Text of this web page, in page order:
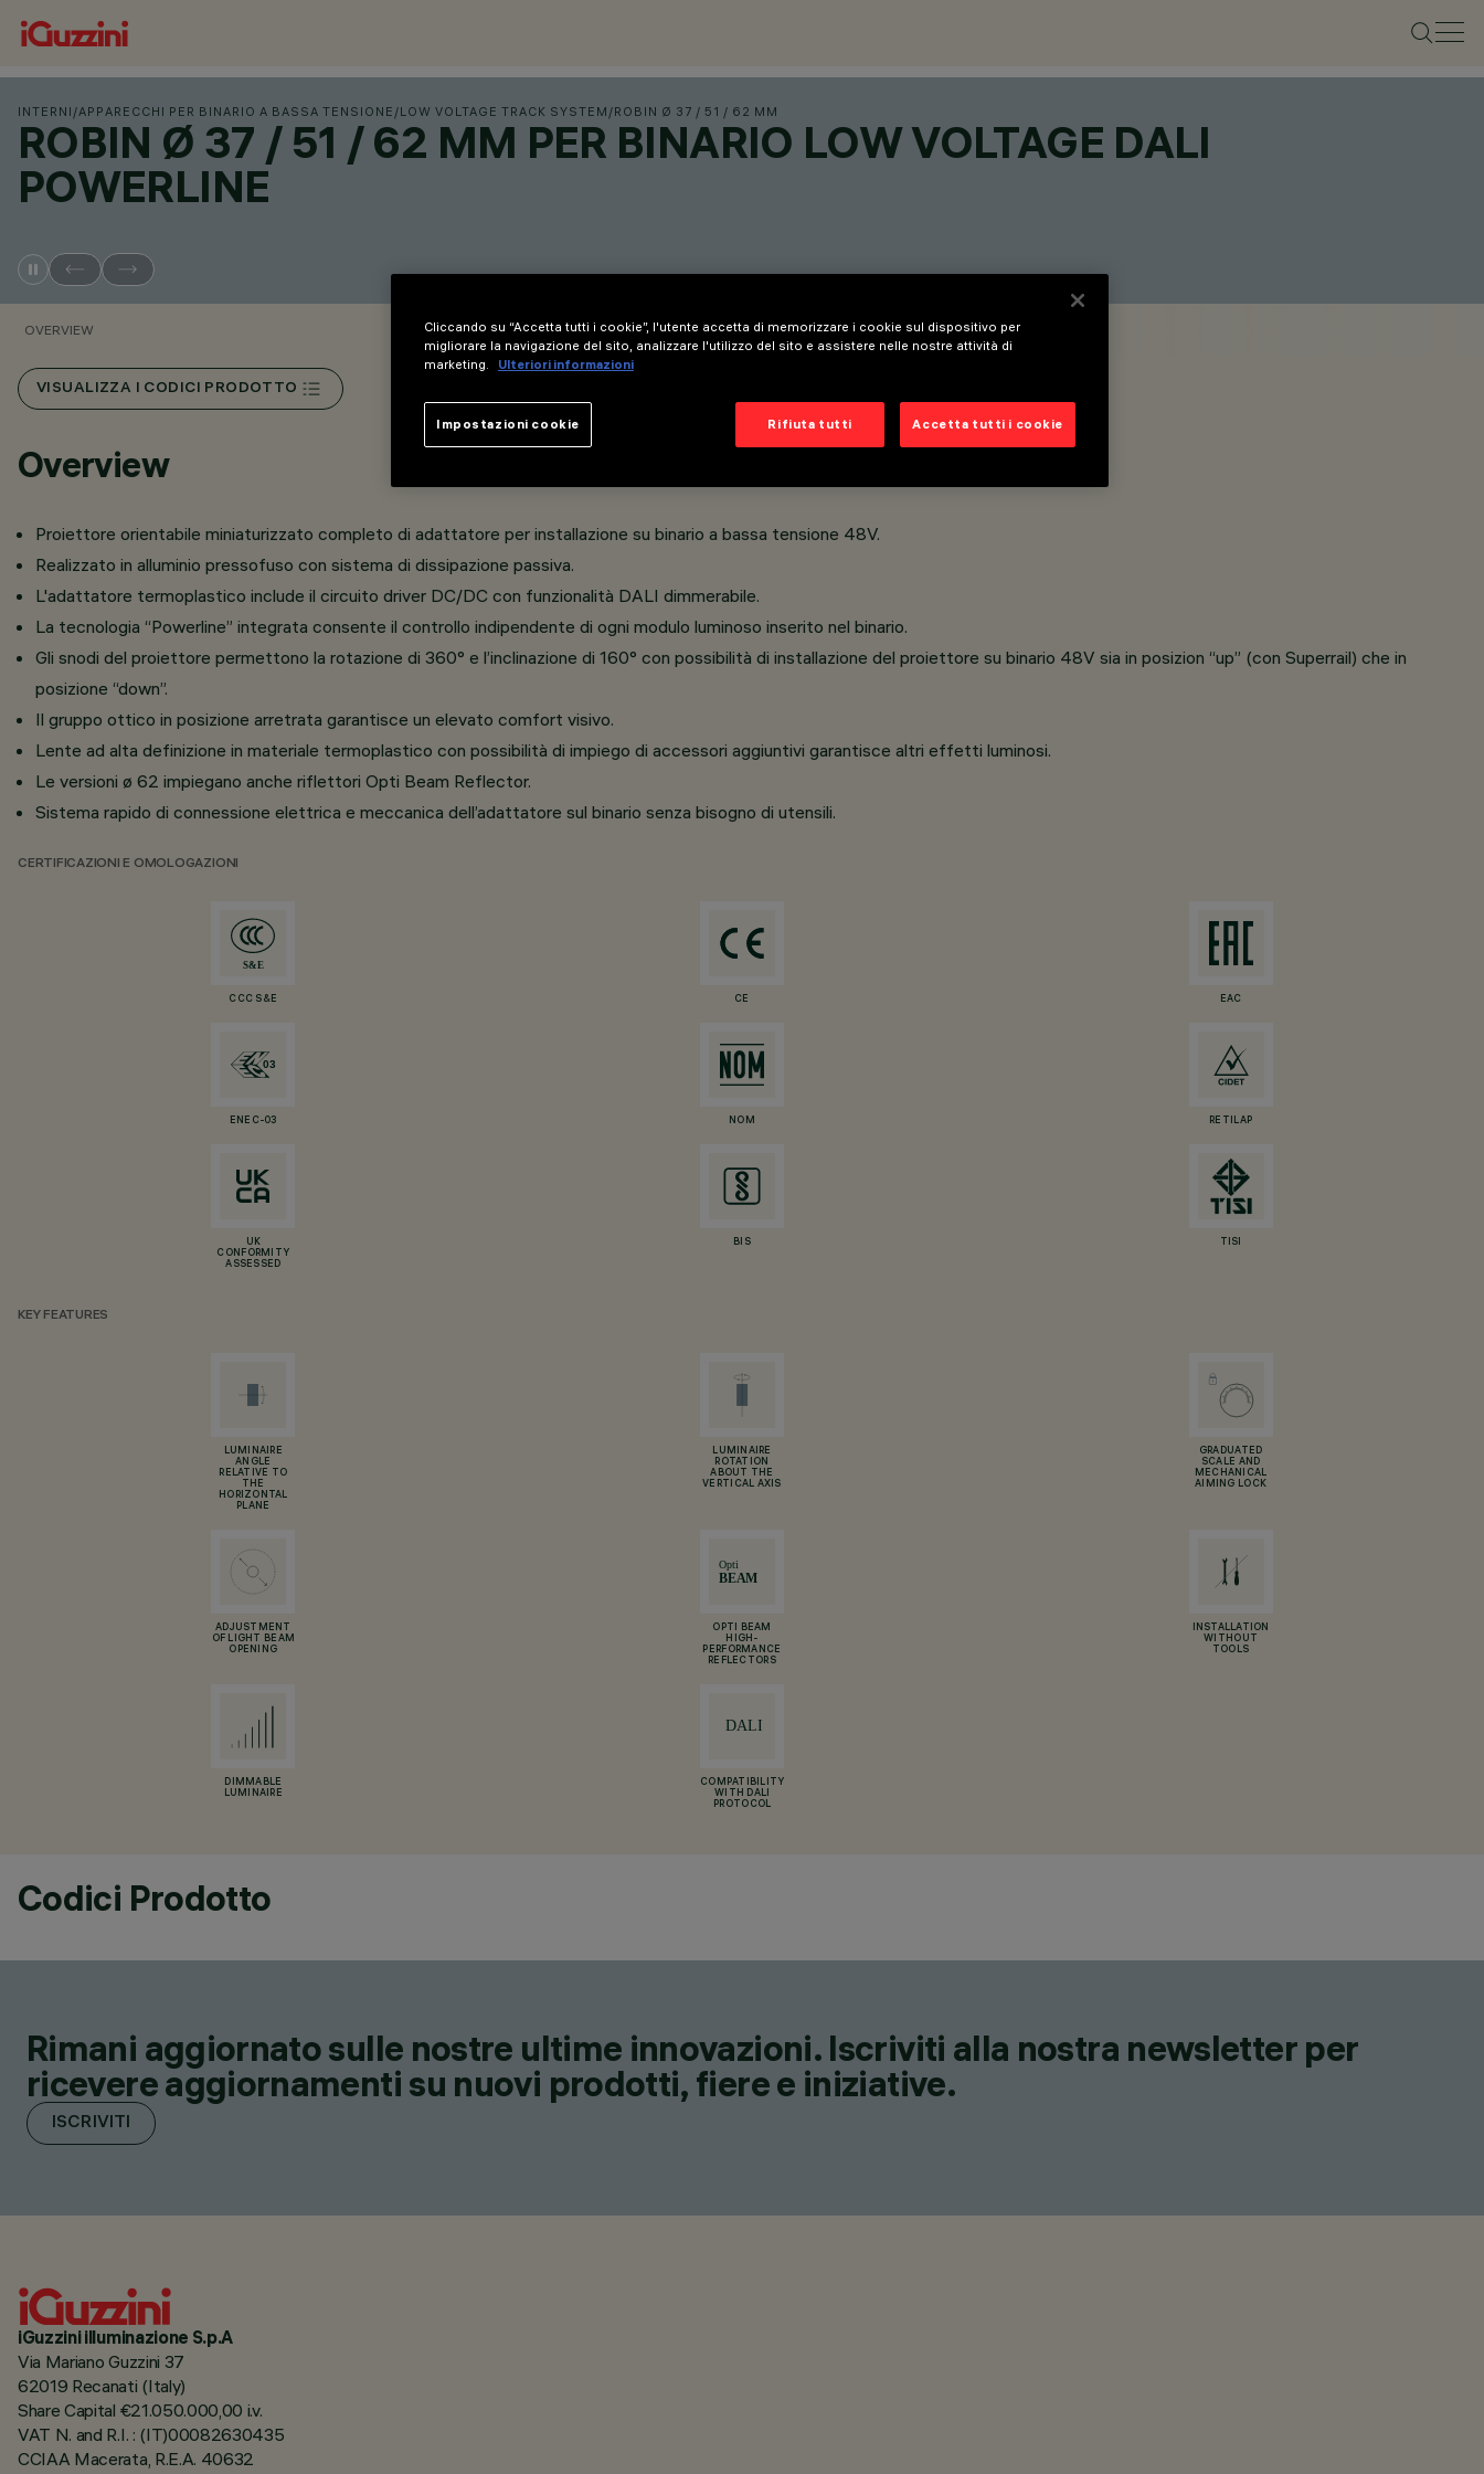
INTERNI /APPARECCHI PER BINARIO A BASSA TENSIONE /LOW VOLTAGE TRACK SYSTEM /ROBIN Ø 37 / 51 / 62 MM
ROBIN Ø 37 / 51 / 62 MM PER BINARIO LOW VOLTAGE DALI
POWERLINE
OVERVIEW
VISUALIZZA I CODICI PRODOTTO
Overview
Proiettore orientabile miniaturizzato completo di adattatore per installazione su binario a bassa tensione 48V.
Realizzato in alluminio pressofuso con sistema di dissipazione passiva.
L'adattatore termoplastico include il circuito driver DC/DC con funzionalità DALI dimmerabile.
La tecnologia “Powerline” integrata consente il controllo indipendente di ogni modulo luminoso inserito nel binario.
Gli snodi del proiettore permettono la rotazione di 360° e l’inclinazione di 160° con possibilità di installazione del proiettore su binario 48V sia in posizion “up” (con Superrail) che in
posizione “down”.
Il gruppo ottico in posizione arretrata garantisce un elevato comfort visivo.
Lente ad alta definizione in materiale termoplastico con possibilità di impiego di accessori aggiuntivi garantisce altri effetti luminosi.
Le versioni ø 62 impiegano anche riflettori Opti Beam Reflector.
Sistema rapido di connessione elettrica e meccanica dell’adattatore sul binario senza bisogno di utensili.
CERTIFICAZIONI E OMOLOGAZIONI
CCC S&E CE EAC
ENEC-03 NOM RETILAP
UK
CONFORMITY
ASSESSED
BIS TISI
KEY FEATURES
LUMINAIRE
ANGLE
RELATIVE TO
THE
HORIZONTAL
PLANE
LUMINAIRE
ROTATION
ABOUT THE
VERTICAL AXIS
GRADUATED
SCALE AND
MECHANICAL
AIMING LOCK
ADJUSTMENT
OF LIGHT BEAM
OPENING
OPTI BEAM
HIGH-
PERFORMANCE
REFLECTORS
INSTALLATION
WITHOUT
TOOLS
DIMMABLE
LUMINAIRE
COMPATIBILITY
WITH DALI
PROTOCOL
Codici Prodotto
Rimani aggiornato sulle nostre ultime innovazioni. Iscriviti alla nostra newsletter per
ricevere aggiornamenti su nuovi prodotti, fiere e iniziative.
ISCRIVITI
iGuzzini illuminazione S.p.A
Via Mariano Guzzini 37
62019 Recanati (Italy)
Share Capital €21.050.000,00 i.v.
VAT N. and R.I. : (IT)00082630435
CCIAA Macerata, R.E.A. 40632
Cliccando su “Accetta tutti i cookie”, l'utente accetta di memorizzare i cookie sul dispositivo per
migliorare la navigazione del sito, analizzare l'utilizzo del sito e assistere nelle nostre attività di
marketing.
Ulteriori informazioni
Rifiuta tutti Accetta tutti i cookie
Impostazioni cookie